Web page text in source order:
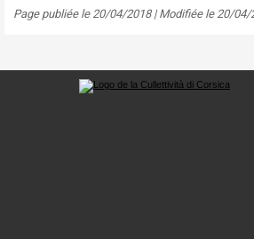
Page publiée le 20/04/2018 | Modifiée le 20/04/